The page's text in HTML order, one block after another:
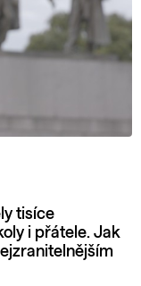
tisíce
i přátele. Jak